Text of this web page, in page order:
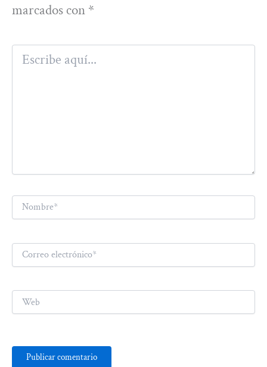
marcados con *
aquí...
Nombre*
Correo
electrónico*